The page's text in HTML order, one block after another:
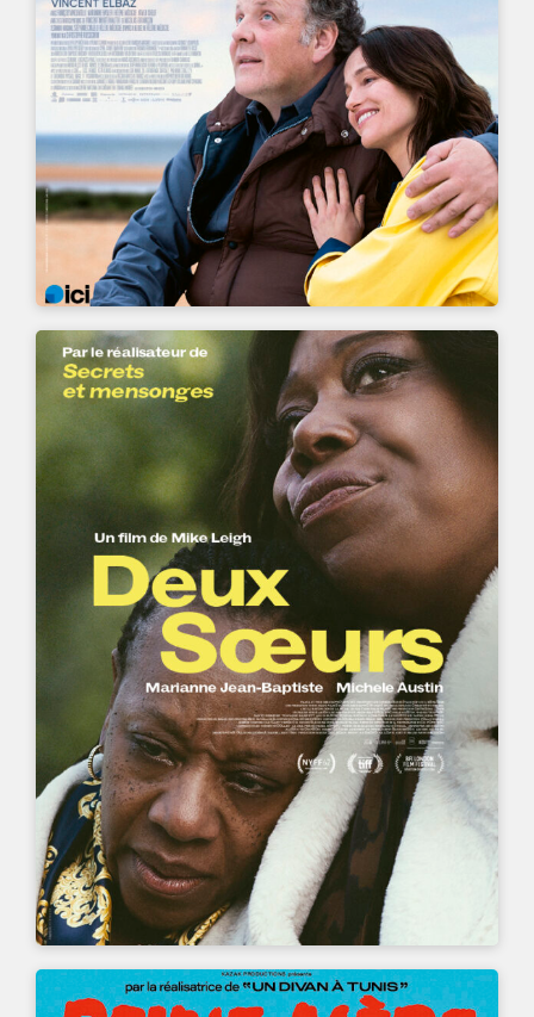
HÉLÈNE MÉDIGUE
UN FILM DE
MIKE LEIGH